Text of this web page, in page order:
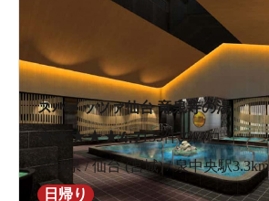
スパメッツァ仙台 竜泉寺の湯
★ ★★★4.7135件の口コミ
宮城県 / 仙台 (宮城) / 泉中央駅3.3km
日帰り